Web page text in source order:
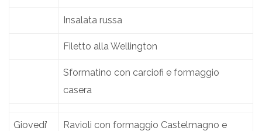
Insalata russa
Filetto alla Wellington
Sformatino con carciofi e formaggio
casera
Giovedi’
Ravioli con formaggio Castelmagno e